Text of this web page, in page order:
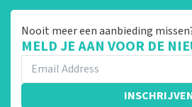
Nooit meer een aanbieding
MELD JE AAN VOOR DE